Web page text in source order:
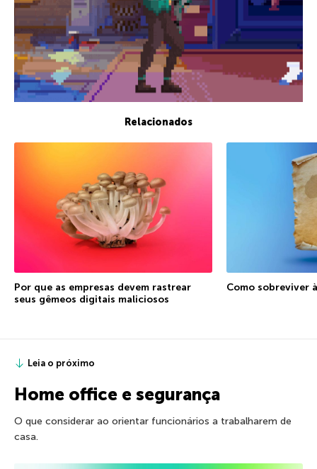
Relacionados
Por que as empresas devem rastrear
seus gêmeos digitais maliciosos
Como sobreviver
Leia o próximo
Home office e segurança
O que considerar ao orientar funcionários a trabalharem de
casa.